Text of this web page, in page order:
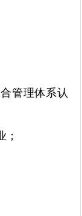
管理体系认